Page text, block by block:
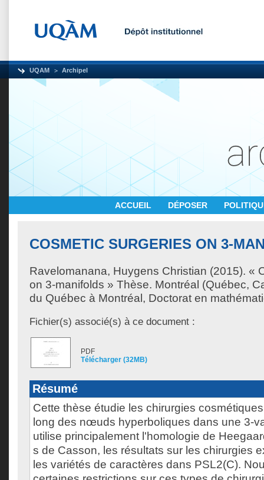
UQAM Archipel
ACCUEIL DÉPOSER
COSMETIC SURGERIES ON 3-
Ravelomanana, Huygens Christian (2015). «
on 3-manifolds » Thèse. Montréal (Québec,
du Québec à Montréal, Doctorat en
Fichier(s) associé(s) à ce document :
PDF
Télécharger (32MB)
Résumé
Cette thèse étudie les chirurgies
long des nœuds hyperboliques dans une 3-
utilise principalement l'homologie de
s de Casson, les résultats sur les chirurgies
les variétés de caractères dans PSL2(C).